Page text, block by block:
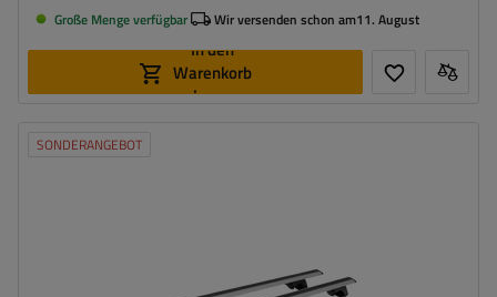
Große Menge verfügbar Wir versenden schon am11. August
In den
Warenkorb
legen
SONDERANGEBOT